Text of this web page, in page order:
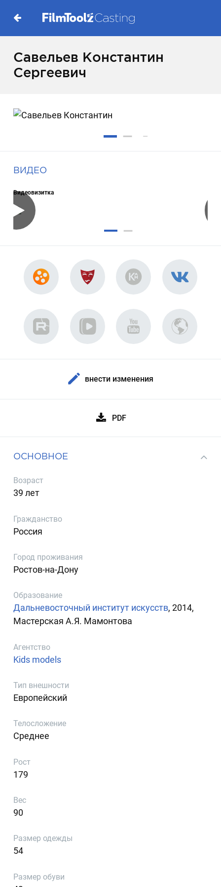
Савельев Константин
Сергеевич
ВИДЕО
Видеовизитка
внести изменения
PDF
ОСНОВНОЕ
Возраст
39 лет
Гражданство
Россия
Город проживания
Ростов-на-Дону
Образование
Дальневосточный институт искусств, 2014,
Мастерская А.Я. Мамонтова
Агентство
Kids models
Тип внешности
Европейский
Телосложение
Среднее
Рост
179
Вес
90
Размер одежды
54
Размер обуви